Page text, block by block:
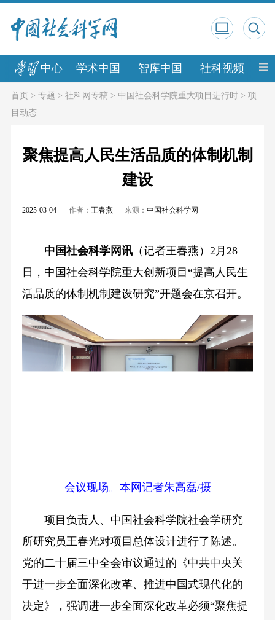
中心 学术中国 智库中国 社科视频 中
首页> 专题 > 社科网专稿> 中国社会科学院重大项目进行时> 项
目动态
聚焦提高人民生活品质的体制机制
建设
2025-03-04 作者： 王春燕 来源：中国社会科学网
中国社会科学网讯（记者王春燕）2月28
日，中国社会科学院重大创新项目“提高人民生
活品质的体制机制建设研究”开题会在京召开。
会议现场。本网记者朱高磊/摄
项目负责人、中国社会科学院社会学研究
所研究员王春光对项目总体设计进行了陈述。
党的二十届三中全会审议通过的《中共中央关
于进一步全面深化改革、推进中国式现代化的
决定》，强调进一步全面深化改革必须“聚焦提